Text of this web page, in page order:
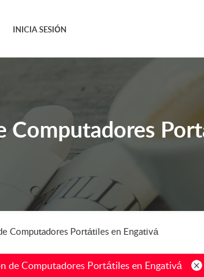
INICIA SESIÓN
Computadores
Computadores Portátiles en Engativá
de Computadores Portátiles en Engativá